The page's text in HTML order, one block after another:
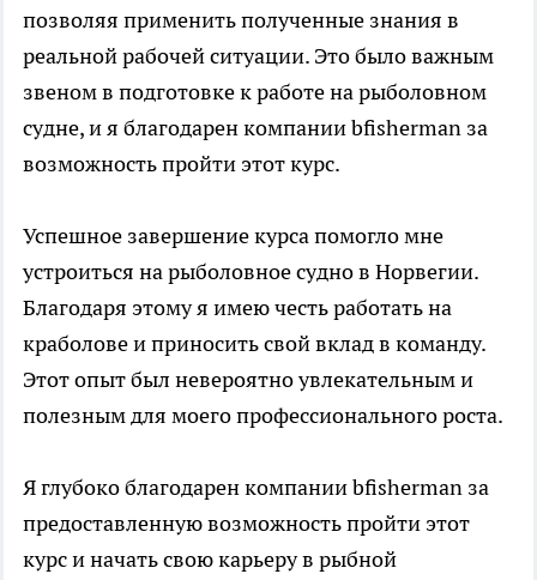
позволяя применить полученные знания в
реальной рабочей ситуации. Это было важным
звеном в подготовке к работе на рыболовном
судне, и я благодарен компании bfisherman за
возможность пройти этот курс.
Успешное завершение курса помогло мне
устроиться на рыболовное судно в Норвегии.
Благодаря этому я имею честь работать на
краболове и приносить свой вклад в команду.
Этот опыт был невероятно увлекательным и
полезным для моего профессионального роста.
Я глубоко благодарен компании bfisherman за
предоставленную возможность пройти этот
курс и начать свою карьеру в рыбной